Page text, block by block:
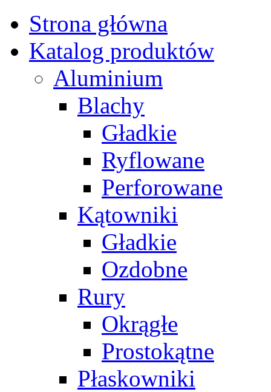
Strona główna
Katalog produktów
Aluminium
Blachy
Gładkie
Ryflowane
Perforowane
Kątowniki
Gładkie
Ozdobne
Rury
Okrągłe
Prostokątne
Płaskowniki